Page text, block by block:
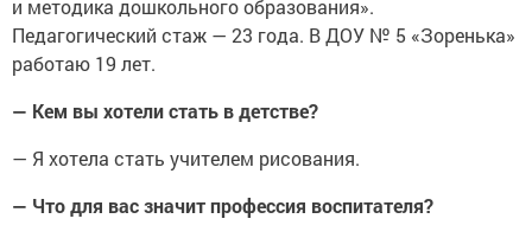
и методика дошкольного образования».
Педагогический стаж — 23 года. В ДОУ № 5 «Зоренька»
работаю 19 лет.
— Кем вы хотели стать в детстве?
— Я хотела стать учителем рисования.
— Что для вас значит профессия воспитателя?